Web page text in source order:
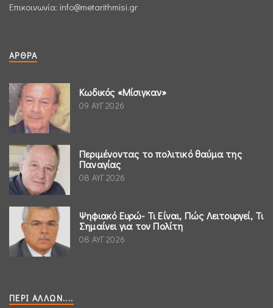
Επικοινωνία: info@metarithmisi.gr
ΆΡΘΡΑ
Κωδικός «Μίσιγκαν»
09 ΑΥΓ 2026
Περιμένοντας το πολιτικό θαύμα της
Παναγίας
08 ΑΥΓ 2026
Ψηφιακό Ευρώ- Τι Είναι, Πώς Λειτουργεί, Τι
Σημαίνει για τον Πολίτη
08 ΑΥΓ 2026
ΠΕΡΊ ΆΛΛΩΝ....